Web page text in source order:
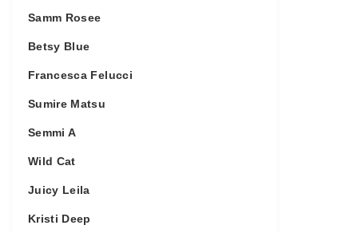
Samm Rosee
Betsy Blue
Francesca Felucci
Sumire Matsu
Semmi A
Wild Cat
Juicy Leila
Kristi Deep